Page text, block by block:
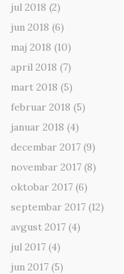
jul 2018 (2)
jun 2018 (6)
maj 2018 (10)
april 2018 (7)
mart 2018 (5)
februar 2018 (5)
januar 2018 (4)
decembar 2017 (9)
novembar 2017 (8)
oktobar 2017 (6)
septembar 2017 (12)
avgust 2017 (4)
jul 2017 (4)
jun 2017 (5)